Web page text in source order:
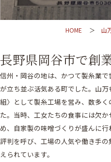
HOME 山
長野県岡谷市で創
信州・岡谷の地は、かつて製糸業
が立ち並ぶ活気ある町でした。山
組〉として製糸工場を営み、数多
た。当時、工女たちの食事には欠
め、自家製の味噌づくりが盛んに
評判を呼び、工場の人気や働き手
えられています。